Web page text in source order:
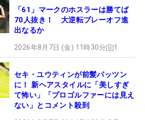
「61」マークのホスラーは勝てば
70人抜き！ 大逆転プレーオフ進
出なるか
2026年8月7日 (金) 11時30分 1
セキ・ユウティンが前髪パッツン
に！ 新ヘアスタイルに「美しすぎ
て怖い」「プロゴルファーには見え
ない」とコメント殺到